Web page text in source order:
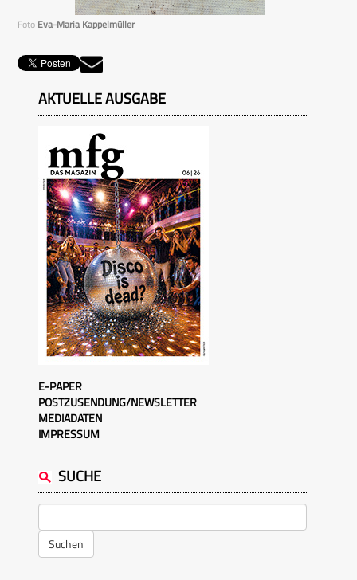
Foto Eva-Maria Kappelmüller
AKTUELLE AUSGABE
E-PAPER
POSTZUSENDUNG/NEWSLETTER
MEDIADATEN
IMPRESSUM
SUCHE
Suchen